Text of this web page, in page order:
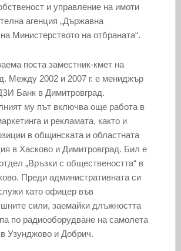
и управление на имоти
агенция „Държавна
Министерството на отбраната“.
поста заместник-кмет на
Между 2002 и 2007 г. е мениджър
Банк в Димитровград.
му път включва още работа в
и рекламата, както и
в общинската и областната
в Хасково и Димитровград. Бил е
„Връзки с обществеността“ в
Преди административната си
като офицер във
сили, заемайки длъжността
по радиооборудване на самолета
Узунджово и Добрич.